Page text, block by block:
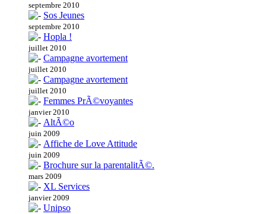
septembre 2010
Sos Jeunes
septembre 2010
Hopla !
juillet 2010
Campagne avortement
juillet 2010
Campagne avortement
juillet 2010
Femmes PrÃ©voyantes
janvier 2010
AltÃ©o
juin 2009
Affiche de Love Attitude
juin 2009
Brochure sur la parentalitÃ©.
mars 2009
XL Services
janvier 2009
Unipso